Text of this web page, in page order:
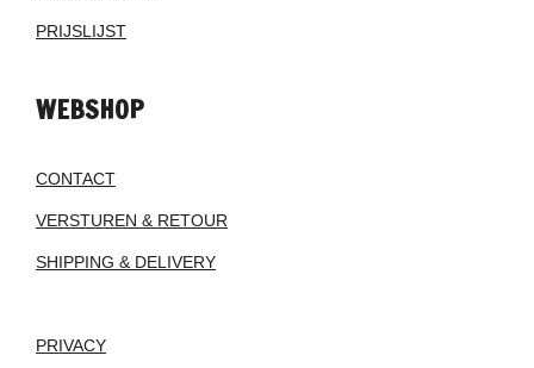
PRIJSLIJST
WEBSHOP
CONTACT
VERSTUREN & RETOUR
SHIPPING & DELIVERY
PRIVACY